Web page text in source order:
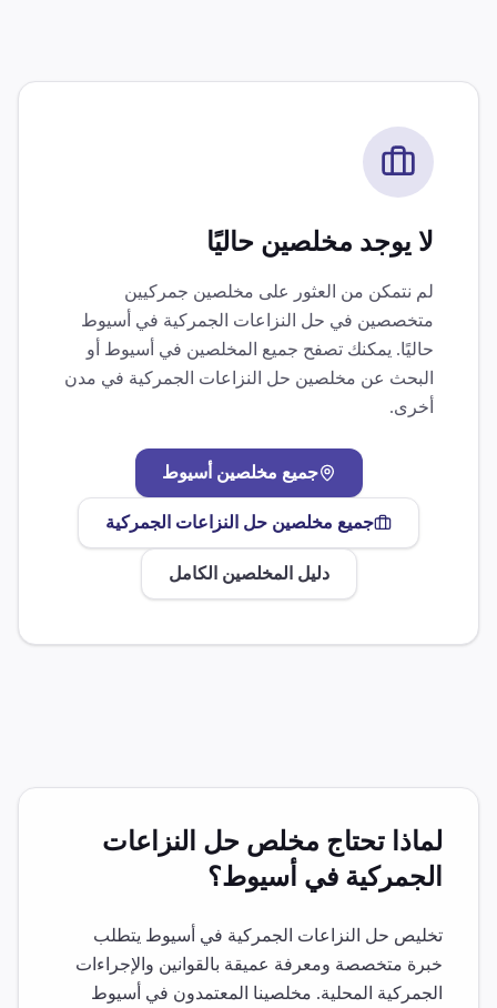
لا يوجد مخلصين حاليًا
لم نتمكن من العثور على مخلصين جمركيين
متخصصين في حل النزاعات الجمركية في أسيوط
حاليًا. يمكنك تصفح جميع المخلصين في أسيوط أو
البحث عن مخلصين حل النزاعات الجمركية في مدن
أخرى.
جميع مخلصين أسيوط
جميع مخلصين حل النزاعات الجمركية
دليل المخلصين الكامل
لماذا تحتاج مخلص حل النزاعات
الجمركية في أسيوط؟
تخليص حل النزاعات الجمركية في أسيوط يتطلب
خبرة متخصصة ومعرفة عميقة بالقوانين والإجراءات
الجمركية المحلية. مخلصينا المعتمدون في أسيوط